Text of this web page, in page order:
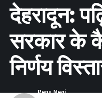
देहरादून:
सरकार के
निर्णय
Renu Negi